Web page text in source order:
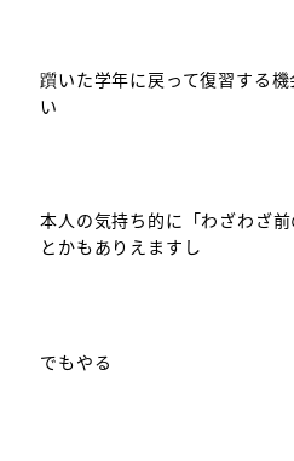
躓いた学年に戻って復習する
い
本人の気持ち的に「わざわざ前
とかもありえますし
でもやる